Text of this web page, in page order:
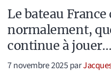
Le bateau France
normalement,
continue à jouer…
7 novembre 2025 par